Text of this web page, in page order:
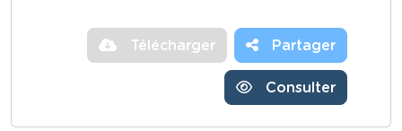
Télécharger Partager
Consulter